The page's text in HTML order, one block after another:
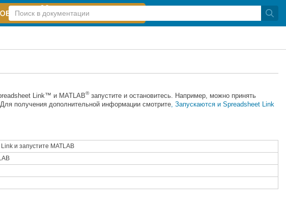
Справка
по
Link™ и MATLAB®запустите и остановитесь. Например, можно принять
получения дополнительной информации смотрите, Запускаются и Spreadsheet Link
Link и запустите MATLAB